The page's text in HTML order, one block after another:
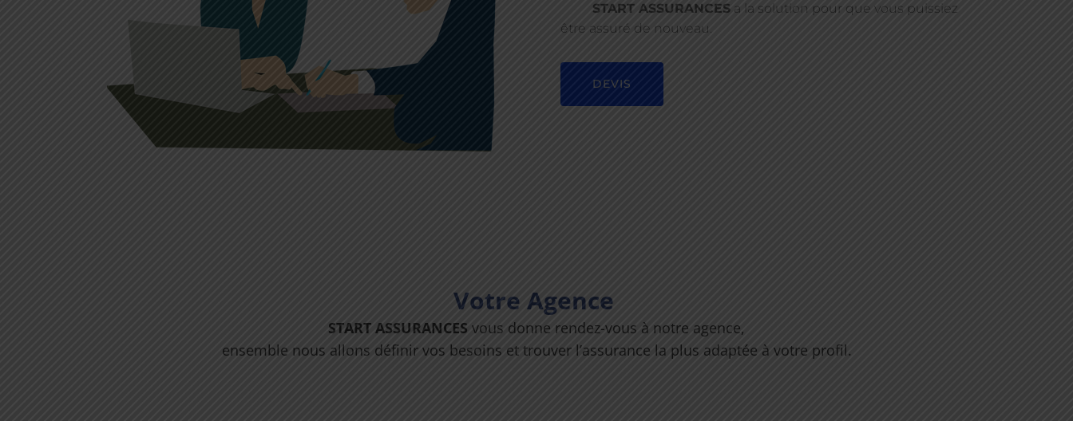
START ASSURANCESa la solution pour que vous puissiez
être assuré de nouveau.
DEVIS
Votre Agence
START ASSURANCES vous donne rendez-vous à notre agence,
ensemble nous allons définir vos besoins et trouver l’assurance la plus adaptée à votre profil.